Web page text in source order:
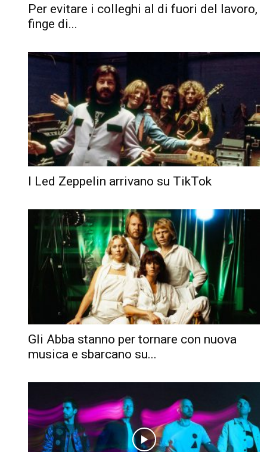
Per evitare i colleghi al di fuori del lavoro,
finge di...
I Led Zeppelin arrivano su TikTok
Gli Abba stanno per tornare con nuova
musica e sbarcano su...